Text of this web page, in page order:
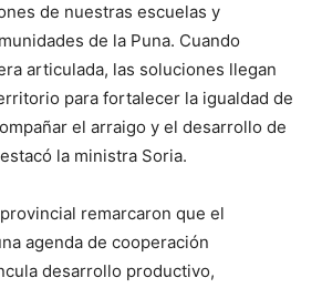
de nuestras escuelas y
de la Puna. Cuando
articulada, las soluciones llegan
para fortalecer la igualdad de
el arraigo y el desarrollo de
la ministra Soria.
remarcaron que el
agenda de cooperación
desarrollo productivo,